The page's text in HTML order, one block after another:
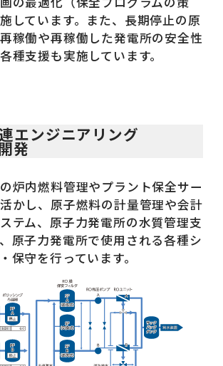
しています。また、長期停止の原
稼働や再稼働した発電所の安全性
種支援も実施しています。
エンジニアリング
発
炉内燃料管理やプラント保全サー
かし、原子燃料の計量管理や会計
テム、原子力発電所の水質管理支
原子力発電所で使用される各種シ
保守を行っています。